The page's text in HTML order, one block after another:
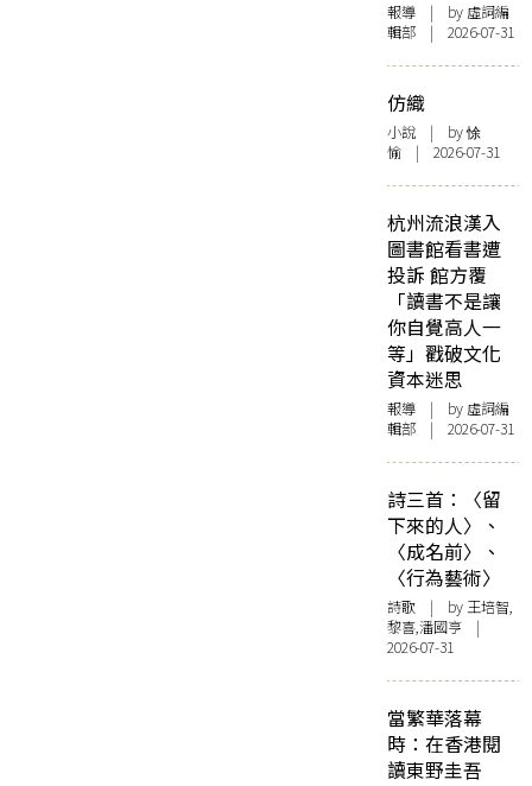
報導 | by 虛詞編
輯部 | 2026-07-31
仿織
小說 | by 悇
愉 | 2026-07-31
杭州流浪漢入
圖書館看書遭
投訴 館方覆
「讀書不是讓
你自覺高人一
等」戳破文化
資本迷思
報導 | by 虛詞編
輯部 | 2026-07-31
詩三首：〈留
下來的人〉、
〈成名前〉、
〈行為藝術〉
詩歌 | by 王培智,
黎喜,潘國亨 |
2026-07-31
當繁華落幕
時：在香港閱
讀東野圭吾